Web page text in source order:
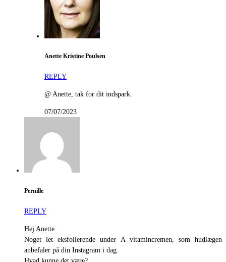
Anette Kristine Poulsen
REPLY
@ Anette, tak for dit indspark.
07/07/2023
Pernille
REPLY
Hej Anette
Noget let eksfolierende under A vitamincremen, som hudlægen
anbefaler på din Instagram i dag.